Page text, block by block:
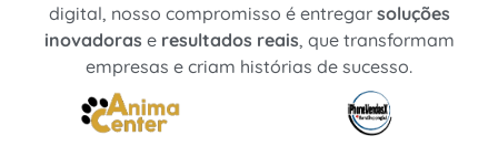
digital, nosso compromisso é entregar soluções
inovadoras e resultados reais, que transformam
empresas e criam histórias de sucesso.